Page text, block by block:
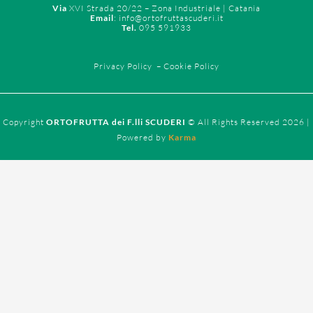
Via XVI Strada 20/22 – Zona Industriale | Catania
Email: info@ortofruttascuderi.it
Tel. 095 591933
Privacy Policy – Cookie Policy
Copyright ORTOFRUTTA dei F.lli SCUDERI © All Rights Reserved 2026 |
Powered by Karma